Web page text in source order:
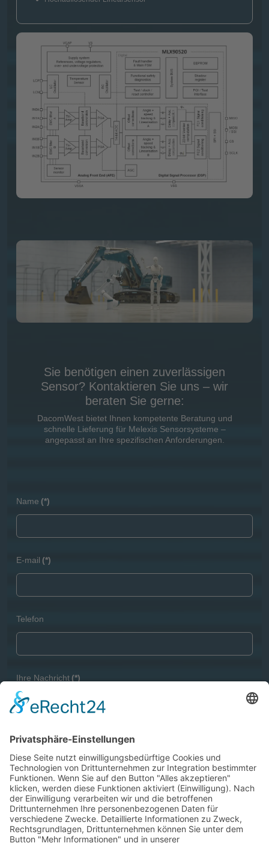
Sie benötigen einen zuverlässigen
Sensor? Kontaktieren Sie uns – wir
beraten Sie gerne:
DacomWest bietet Ihnen kompetente Beratung und
schnelle Lieferung für Melexis Sensorsysteme –
angepasst an Ihre spezifischen Anforderungen.
Name (*)
E-mail (*)
Telefon
Ihre Nachricht (*)
Captcha (*)
DSGVO(*)
Ich bestätige, dass ich dieDatenschutzerklärunggelesen
habe und mit der Verarbeitung meiner Daten einverstanden
bin.